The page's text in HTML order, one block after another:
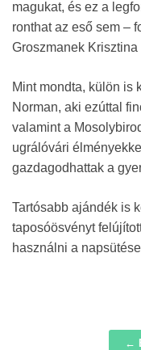
magukat, és ez a
ronthat az eső sem –
Groszmanek
Mint mondta, külön is
Norman, aki ezúttal
valamint a
ugrálóvári
gazdagodhattak a
Tartósabb ajándék is
taposóösvényt
használni a
←